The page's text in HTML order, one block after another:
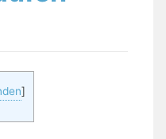
]